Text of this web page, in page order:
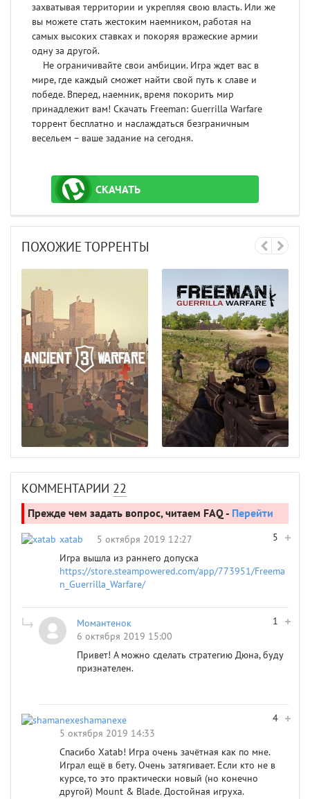
захватывая территории и укрепляя свою власть. Или же
вы можете стать жестоким наемником, работая на
самых высоких ставках и покоряя вражеские армии
одну за другой.
Не ограничивайте свои амбиции. Игра ждет вас в
мире, где каждый сможет найти свой путь к славе и
победе. Вперед, наемник, время покорить мир
принадлежит вам! Скачать Freeman: Guerrilla Warfare
торрент бесплатно и наслаждаться безграничным
весельем – ваше задание на сегодня.
СКАЧАТЬ
ТОРРЕНТ
ПОХОЖИЕ ТОРРЕНТЫ
КОММЕНТАРИИ 22
Прежде чем задать вопрос, читаем FAQ - Перейти
5
xatab
5 октября 2019 12:27
Игра вышла из раннего допуска ​
https://store.steampowered.com/app/773951/Freema
n_Guerrilla_Warfare/
1
Момантенок
6 октября 2019 15:00
Привет! А можно сделать стратегию Дюна, буду
признателен.
4
shamanexe
5 октября 2019 14:33
Спасибо Xatab! Игра очень зачётная как по мне.
Играл ещё в бету. Очень затягивает. Если кто не в
курсе, то это практически новый (но конечно
другой) Mount & Blade. Достойная игруха.